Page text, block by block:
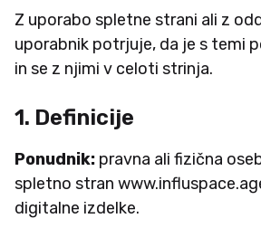
Z uporabo spletne strani ali z
uporabnik potrjuje, da je s temi
in se z njimi v celoti strinja.
1. Definicije
Ponudnik: pravna ali fizična
spletno stran
digitalne izdelke.